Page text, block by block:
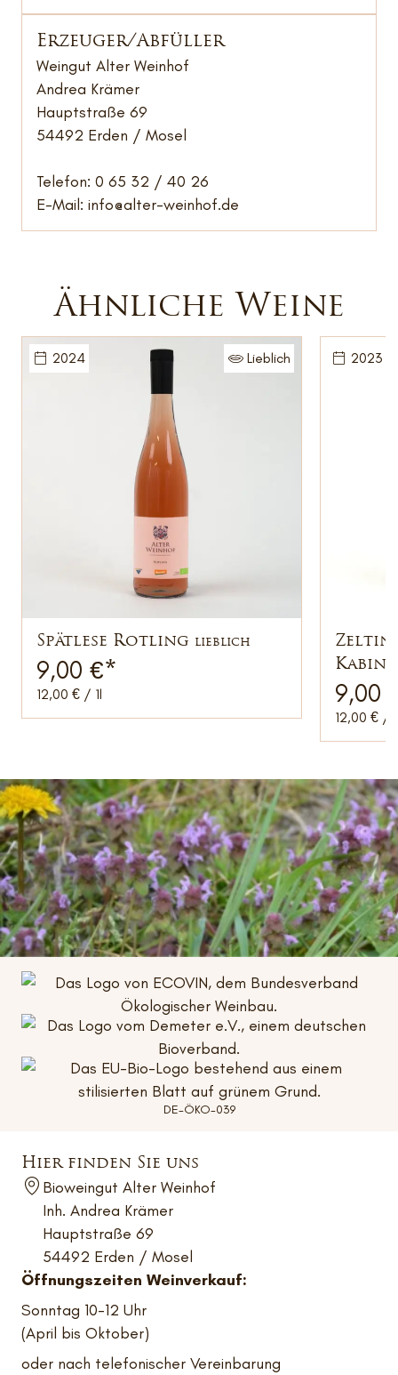
Erzeuger/Abfüller
Weingut Alter Weinhof
Andrea Krämer
Hauptstraße 69
54492 Erden / Mosel
Telefon: 0 65 32 / 40 26
E-Mail: info@alter-weinhof.de
Ähnliche Weine
2024 Lieblich
Spätlese Rotling lieblich
9,00 €*
12,00 € / 1l
2023
9,00
12,00 € /
DE-ÖKO-039
Hier finden Sie uns
Bioweingut Alter Weinhof
Inh. Andrea Krämer
Hauptstraße 69
54492 Erden / Mosel
Öffnungszeiten Weinverkauf:
Sonntag 10-12 Uhr
(April bis Oktober)
oder nach telefonischer Vereinbarung